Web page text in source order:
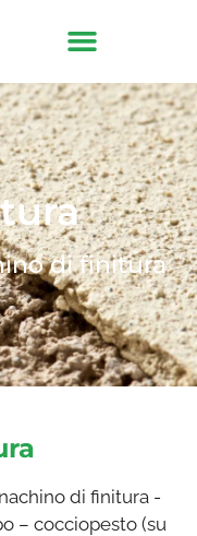
di finitura
di finitura -
– cocciopesto (su